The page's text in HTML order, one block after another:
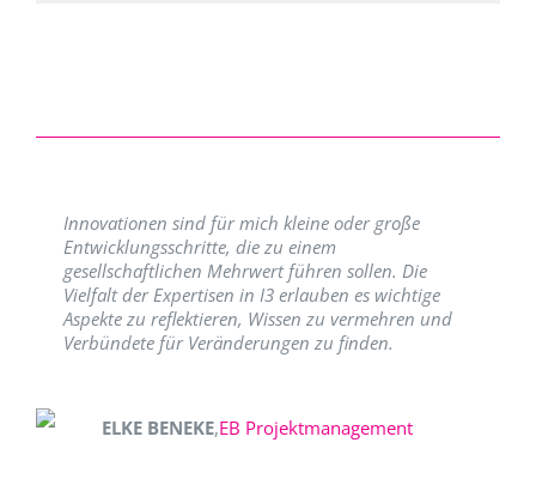
Innovationen sind für mich kleine oder große
Entwicklungsschritte, die zu einem
gesellschaftlichen Mehrwert führen sollen. Die
Vielfalt der Expertisen in I3 erlauben es wichtige
Aspekte zu reflektieren, Wissen zu vermehren und
Verbündete für Veränderungen zu finden.
ELKE BENEKE,EB Projektmanagement